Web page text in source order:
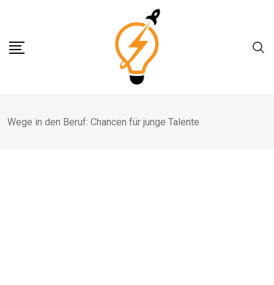
content
Wege in den Beruf: Chancen für junge Talente